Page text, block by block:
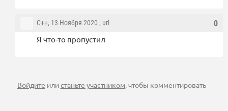
0
C++, 13 Ноября 2020 , url
Я что-то пропустил
Войдите илистаньте участником, чтобы комментировать